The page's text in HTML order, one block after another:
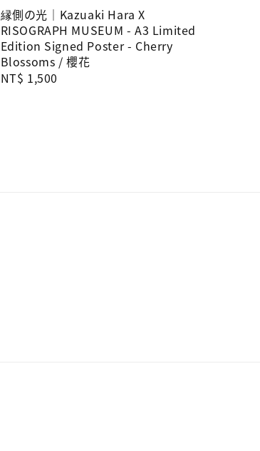
縁側の光｜Kazuaki Hara X
RISOGRAPH MUSEUM - A3 Limited
Edition Signed Poster - Cherry
Blossoms / 櫻花
Regular
NT$ 1,500